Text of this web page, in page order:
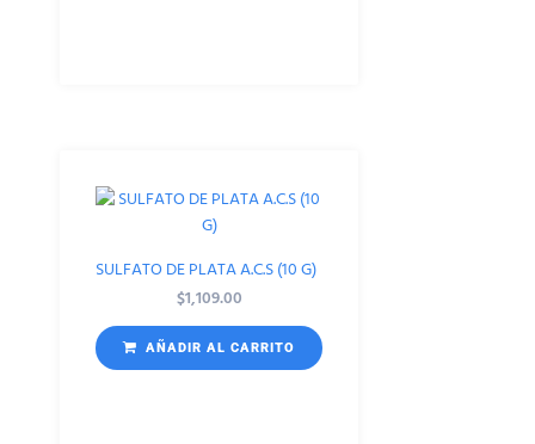
SULFATO DE PLATA A.C.S (10 G)
$1,109.00
AÑADIR AL CARRITO